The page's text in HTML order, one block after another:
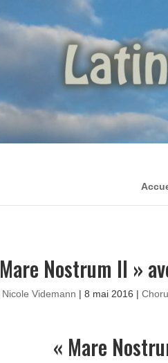
Nostrum II »
Nicole Videmann | 8 mai 2016 |
« Mare